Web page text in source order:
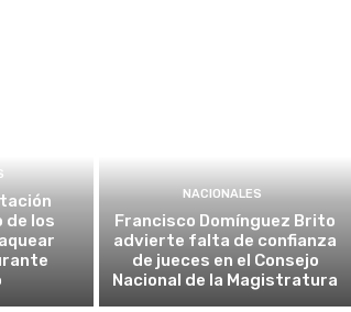
de los
NACIONALES
Francisco Domínguez Brito
advierte falta de confianza
de jueces en el Consejo
Nacional de la Magistratura